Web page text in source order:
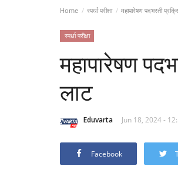
Home स्पर्धा परीक्षा महापारेषण पदभरती
स्पर्धा परीक्षा
महापारेषण
लाट
Eduvarta Jun 18, 2024 -
Facebook